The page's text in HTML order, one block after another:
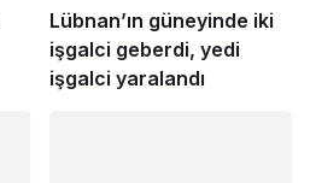
Lübnan’ın güneyinde iki
işgalci geberdi, yedi
işgalci yaralandı